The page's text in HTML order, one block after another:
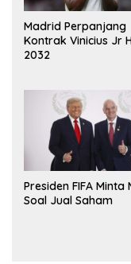
Madrid Perpanjang
Kontrak Vinicius Jr
2032
Presiden FIFA Minta Maaf
Soal Jual Saham